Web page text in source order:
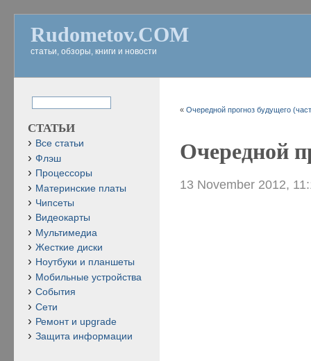
Rudometov.COM
статьи, обзоры, книги и новости
«Очередной прогноз будущего
Очередной
13 November 2012,
СТАТЬИ
Все статьи
Флэш
Процессоры
Материнские платы
Чипсеты
Видеокарты
Мультимедиа
Жесткие диски
Ноутбуки и планшеты
Мобильные устройства
События
Сети
Ремонт и upgrade
Защита информации